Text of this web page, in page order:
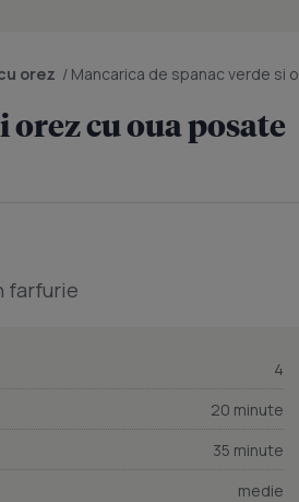
orez / Mancarica de spanac verde si orez cu oua posate de prepelita
orez cu oua posate
farfurie
4
20 minute
35 minute
medie